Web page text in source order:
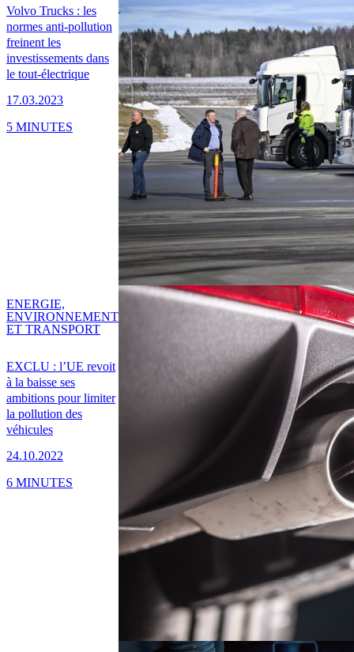
Volvo Trucks : les
normes anti-pollution
freinent les
investissements dans
le tout-électrique
17.03.2023
5 MINUTES
EXCLU : l’UE revoit
à la baisse ses
ambitions pour limiter
la pollution des
véhicules
24.10.2022
ENERGIE,
ENVIRONNEMENT
ET TRANSPORT
6 MINUTES